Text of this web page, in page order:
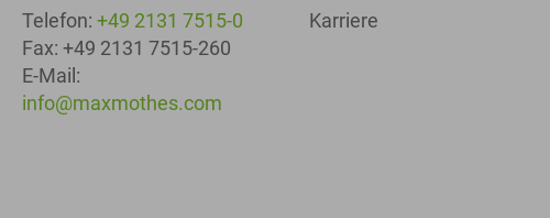
Telefon: +49 2131 7515-0
Fax: +49 2131 7515-260
E-Mail:
info@maxmothes.com
Karriere